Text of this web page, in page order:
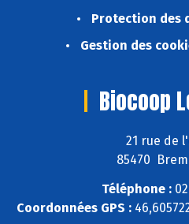
Protection des
Gestion des
Biocoop
21 rue de
85470
Téléphone :02
Coordonnées GPS :